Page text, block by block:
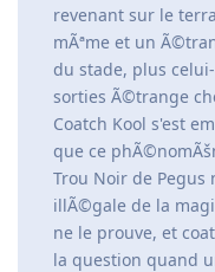
revenant sur le
mÃªme et un
du stade, plus
sorties Ã©trange
Coatch Kool s'est
que ce
Trou Noir de
illÃ©gale de la
ne le prouve, et
la question quand